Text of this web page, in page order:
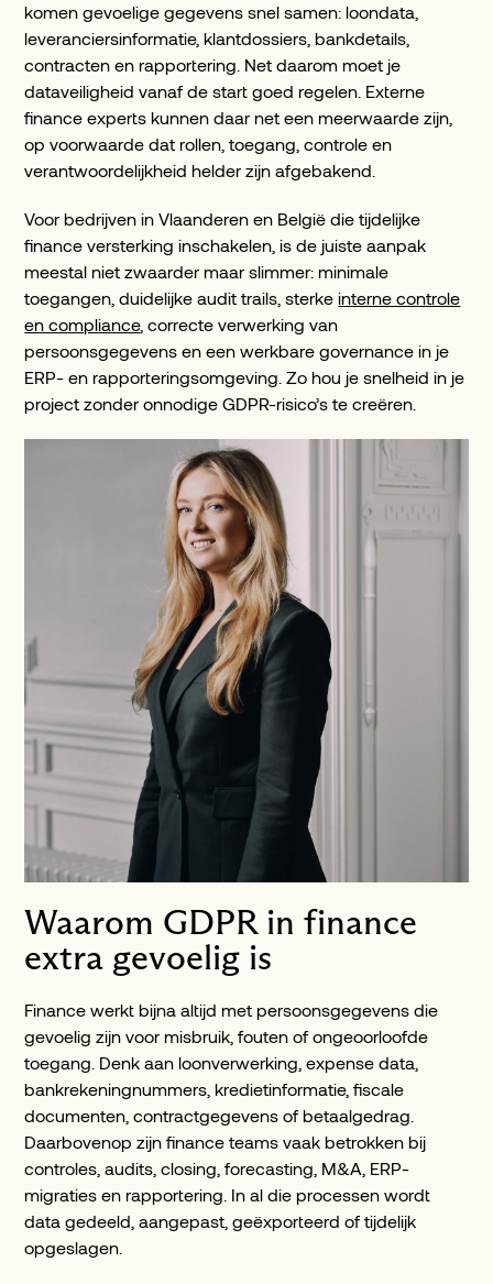
komen gevoelige gegevens snel samen: loondata,
leveranciersinformatie, klantdossiers, bankdetails,
contracten en rapportering. Net daarom moet je
dataveiligheid vanaf de start goed regelen. Externe
finance experts kunnen daar net een meerwaarde zijn,
op voorwaarde dat rollen, toegang, controle en
verantwoordelijkheid helder zijn afgebakend.
Voor bedrijven in Vlaanderen en België die tijdelijke
finance versterking inschakelen, is de juiste aanpak
meestal niet zwaarder maar slimmer: minimale
toegangen, duidelijke audit trails, sterkeinterne controle
en compliance, correcte verwerking van
persoonsgegevens en een werkbare governance in je
ERP- en rapporteringsomgeving. Zo hou je snelheid in je
project zonder onnodige GDPR-risico’s te creëren.
Waarom GDPR in finance
extra gevoelig is
Finance werkt bijna altijd met persoonsgegevens die
gevoelig zijn voor misbruik, fouten of ongeoorloofde
toegang. Denk aan loonverwerking, expense data,
bankrekeningnummers, kredietinformatie, fiscale
documenten, contractgegevens of betaalgedrag.
Daarbovenop zijn finance teams vaak betrokken bij
controles, audits, closing, forecasting, M&A, ERP-
migraties en rapportering. In al die processen wordt
data gedeeld, aangepast, geëxporteerd of tijdelijk
opgeslagen.